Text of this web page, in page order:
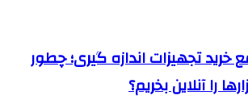
خرید تجهیزات اندازه گیری؛ چطور
را آنلاین بخریم؟